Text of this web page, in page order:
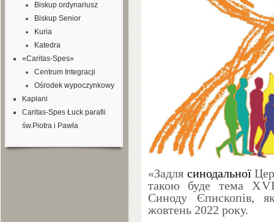
Biskup ordynariusz
Biskup Senior
Kuria
Katedra
«Caritas-Spes»
Centrum Integracji
Ośrodek wypoczynkowy
Kapłani
Caritas-Spes Łuck parafii
św.Piotra i Pawła
«Задля синодальної
такою буде тема
Синоду Єпископів,
жовтень 2022 року.